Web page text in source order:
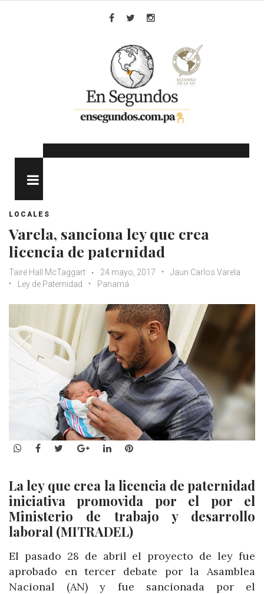
LOCALES
Varela, sanciona ley que crea
licencia de paternidad
Tairé Hall McTaggart 24 mayo, 2017
Jaun Carlos Varela
Ley de Paternidad
Panamá
WhatsApp
Facebook
TwitterGoogle+LinkedInPinterest
La ley que crea la licencia de paternidad
iniciativa promovida por el por el
Ministerio de trabajo y desarrollo
laboral (MITRADEL)
El pasado 28 de abril el proyecto de ley fue
aprobado en tercer debate por la Asamblea
Nacional (AN) y fue sancionada por el